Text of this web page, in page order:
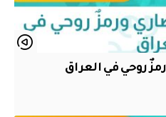
روحي في العراق